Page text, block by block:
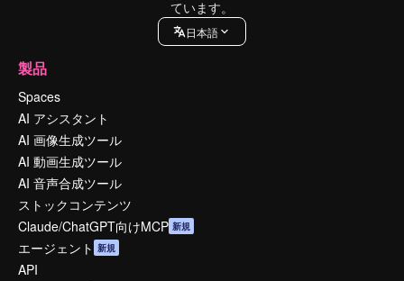
ています。
日本語
製品
Spaces
AI アシスタント
AI 画像生成ツール
AI 動画生成ツール
AI 音声合成ツール
ストックコンテンツ
Claude/ChatGPT向けMCP 新規
エージェント 新規
API